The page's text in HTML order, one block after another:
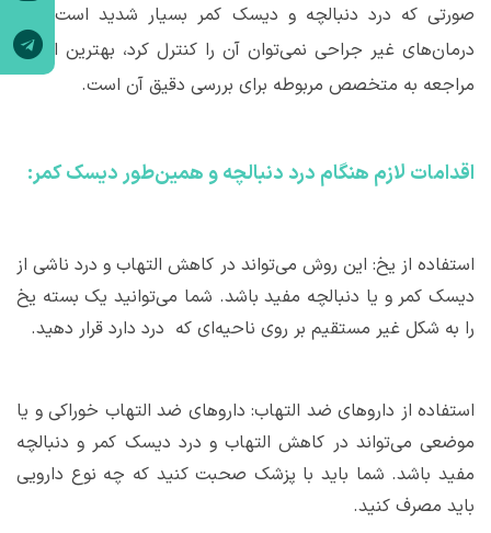
صورتی که درد دنبالچه و دیسک کمر بسیار شدید است و با
درمان‌های غیر جراحی نمی‌توان آن را کنترل کرد، بهترین اقدام،
مراجعه به متخصص مربوطه برای بررسی دقیق آن است.
اقدامات لازم هنگام درد دنبالچه و همین‌طور دیسک کمر:
استفاده از یخ: این روش می‌تواند در کاهش التهاب و درد ناشی از
دیسک کمر و یا دنبالچه مفید باشد. شما می‌توانید یک بسته یخ
را به شکل غیر مستقیم بر روی ناحیه‌ای که درد دارد قرار دهید.
استفاده از داروهای ضد التهاب: داروهای ضد التهاب خوراکی و یا
موضعی می‌تواند در کاهش التهاب و درد دیسک کمر و دنبالچه
مفید باشد. شما باید با پزشک صحبت کنید که چه نوع دارویی
باید مصرف کنید.